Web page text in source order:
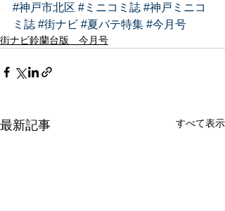
#神戸市北区 #ミニコミ誌 #神戸ミニコ
ミ誌 #街ナビ #夏バテ特集 #今月号
街ナビ鈴蘭台版 今月号
最新記事 すべて表示